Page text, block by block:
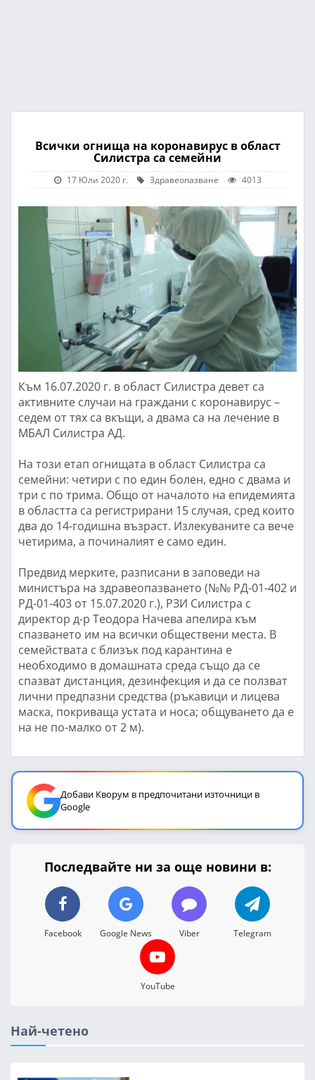
Всички огнища на коронавирус в област
Силистра са семейни
17 Юли 2020 г. Здравеопазване 4013
Към 16.07.2020 г. в област Силистра девет са
активните случаи на граждани с коронавирус –
седем от тях са вкъщи, а двама са на лечение в
МБАЛ Силистра АД.
На този етап огнищата в област Силистра са
семейни: четири с по един болен, едно с двама и
три с по трима. Общо от началото на епидемията
в областта са регистрирани 15 случая, сред които
два до 14-годишна възраст. Излекуваните са вече
четирима, а починалият е само един.
Предвид мерките, разписани в заповеди на
министъра на здравеопазването (№№ РД-01-402 и
РД-01-403 от 15.07.2020 г.), РЗИ Силистра с
директор д-р Теодора Начева апелира към
спазването им на всички обществени места. В
семействата с близък под карантина е
необходимо в домашната среда също да се
спазват дистанция, дезинфекция и да се ползват
лични предпазни средства (ръкавици и лицева
маска, покриваща устата и носа; общуването да е
на не по-малко от 2 м).
Добави Кворум в предпочитани източници в
Google
Последвайте ни за още новини в:
Facebook Google News Viber Telegram
YouTube
Най-четено